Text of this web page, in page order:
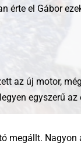
érte el Gábor
az új motor,
egyszerű
megállt.